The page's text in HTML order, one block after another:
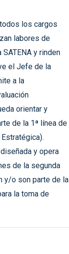
los cargos
labores de
y rinden
el Jefe de la
a la
orientar y
de la 1ª línea de
y opera
de la segunda
y/o son parte de la
la toma de